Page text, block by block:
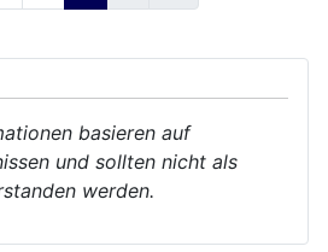
basieren auf
und sollten nicht als
werden.